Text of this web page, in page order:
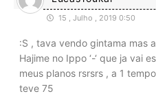
15 , Julho , 2019 0:50
:S , tava vendo gintama mas
Hajime no Ippo ‘-‘ que ja vai
meus planos rsrsrs , a 1
teve 75